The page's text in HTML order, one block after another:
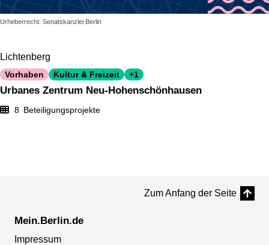
Urheberrecht: Senatskanzlei Berlin
Lichtenberg
Vorhaben Kultur & Freizeit +1
Urbanes Zentrum Neu-Hohenschönhausen
8 Beteiligungsprojekte
Zum Anfang der Seite
Mein.Berlin.de
Impressum